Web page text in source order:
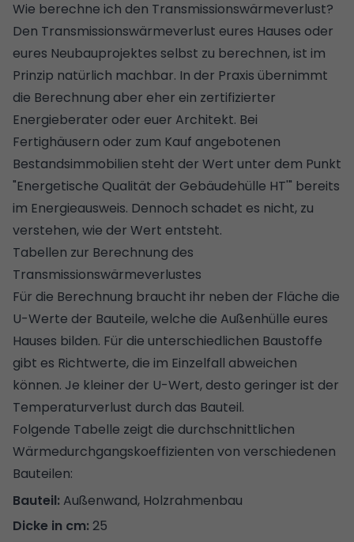
Wie berechne ich den Transmissionswärmeverlust?
Den Transmissionswärmeverlust eures Hauses oder
eures Neubauprojektes selbst zu berechnen, ist im
Prinzip natürlich machbar. In der Praxis übernimmt
die Berechnung aber eher ein zertifizierter
Energieberater oder euer Architekt. Bei
Fertighäusern oder zum Kauf angebotenen
Bestandsimmobilien steht der Wert unter dem Punkt
"Energetische Qualität der Gebäudehülle HT'" bereits
im Energieausweis. Dennoch schadet es nicht, zu
verstehen, wie der Wert entsteht.
Tabellen zur Berechnung des
Transmissionswärmeverlustes
Für die Berechnung braucht ihr neben der Fläche die
U-Werte der Bauteile, welche die Außenhülle eures
Hauses bilden. Für die unterschiedlichen Baustoffe
gibt es Richtwerte, die im Einzelfall abweichen
können. Je kleiner der U-Wert, desto geringer ist der
Temperaturverlust durch das Bauteil.
Folgende Tabelle zeigt die durchschnittlichen
Wärmedurchgangskoeffizienten von verschiedenen
Bauteilen:
Außenwand, Holzrahmenbau
25